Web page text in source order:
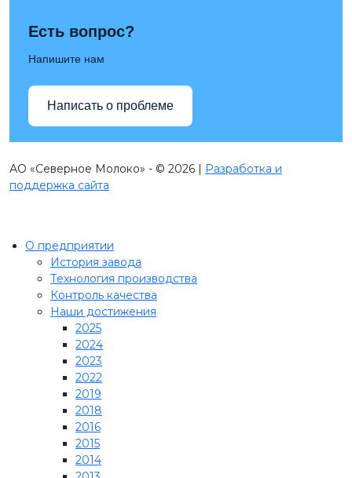
Есть вопрос?
Напишите нам
Написать о проблеме
АО «Северное Молоко» - © 2026 | Разработка и
поддержка сайта
О предприятии
История завода
Технология производства
Контроль качества
Наши достижения
2025
2024
2023
2022
2019
2018
2016
2015
2014